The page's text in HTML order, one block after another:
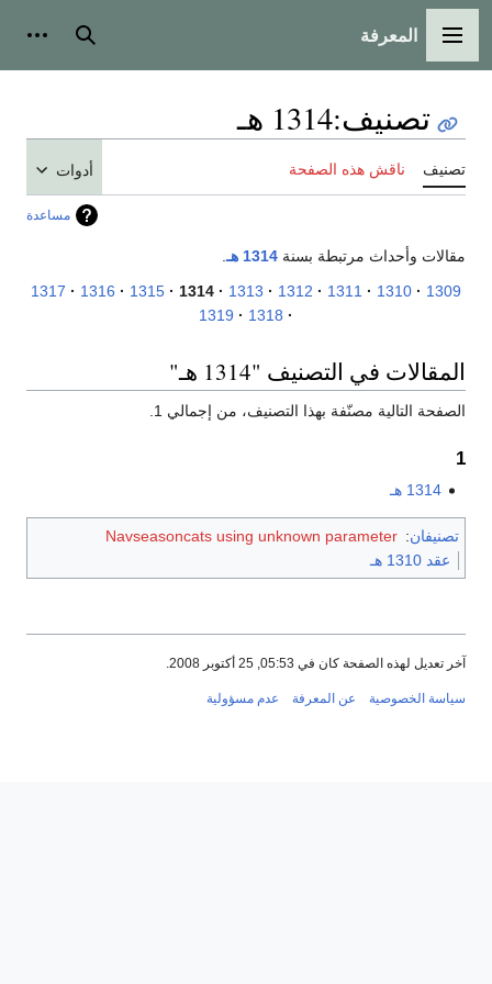
القائمة الرئيسية
المعرفة بحث
تصنيف:1314 هـ
تصنيف ناقش هذه الصفحة أدوات
مساعدة
مقالات وأحداث مرتبطة بسنة 1314 هـ
.
1309
1310
1311
1312
1313
1314
1315
1316
1317
1318
1319
المقالات في التصنيف "1314 هـ"
الصفحة التالية مصنّفة بهذا التصنيف، من إجمالي 1.
1
1314 هـ
تصنيفان:
Navseasoncats using unknown parameter
عقد 1310 هـ
آخر تعديل لهذه الصفحة كان في 05:53, 25 أكتوبر 2008.
سياسة الخصوصية عن المعرفة عدم مسؤولية